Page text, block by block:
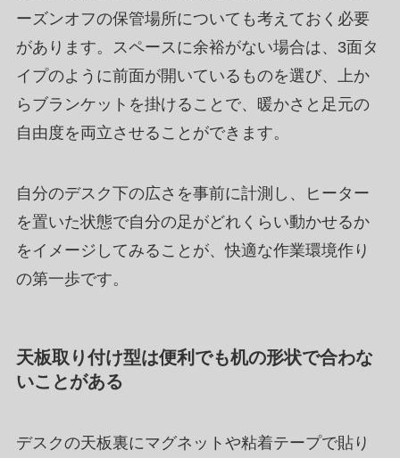
ーズンオフの保管場所についても考えておく必要
があります。スペースに余裕がない場合は、3面タ
イプのように前面が開いているものを選び、上か
らブランケットを掛けることで、暖かさと足元の
自由度を両立させることができます。
自分のデスク下の広さを事前に計測し、ヒーター
を置いた状態で自分の足がどれくらい動かせるか
をイメージしてみることが、快適な作業環境作り
の第一歩です。
天板取り付け型は便利でも机の形状で合わな
いことがある
デスクの天板裏にマグネットや粘着テープで貼り